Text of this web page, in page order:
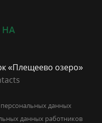
НА
«Плещеево озеро»
данных
данных работников